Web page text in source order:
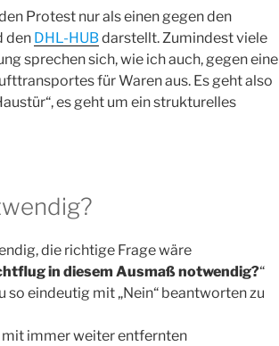
Protest nur als einen gegen den
den DHL-HUBdarstellt. Zumindest viele
sprechen sich, wie ich auch, gegen eine
für Waren aus. Es geht also
es geht um ein strukturelles
die richtige Frage wäre
in diesem Ausmaß notwendig?“
so eindeutig mit „Nein“ beantworten zu
immer weiter entfernten